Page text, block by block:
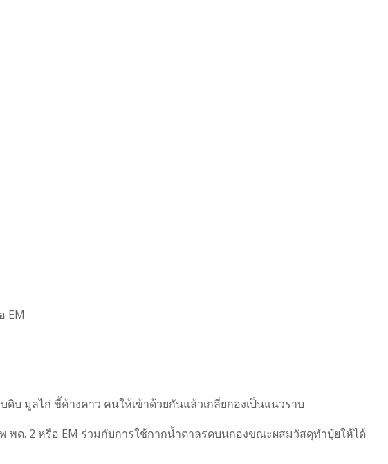
EM
ดิบ มูลไก่ ขี้ค้างคาว คนให้เข้าด้วยกันแล้วเกลี่ยกองเป็นแนวราบ
พด. 2 หรือ EM ร่วมกับการใช้กากน้ำตาลรดบนกองขณะผสมวัสดุทำปุ๋ยให้ได้